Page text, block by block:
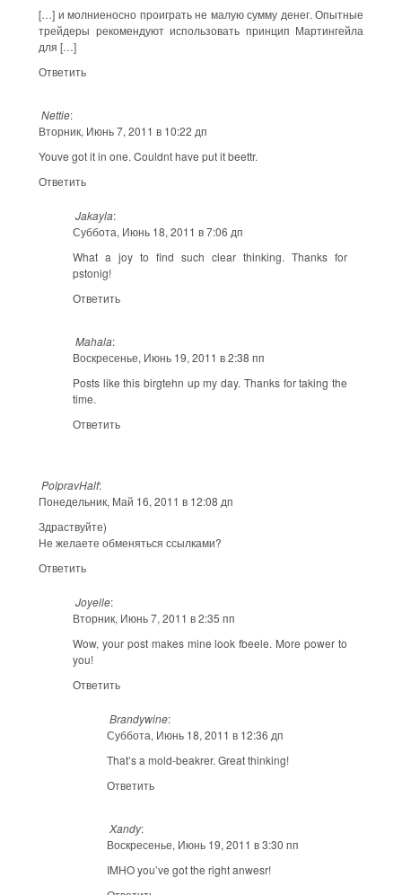
[…] и молниеносно проиграть не малую сумму денег. Опытные
трейдеры рекомендуют использовать принцип Мартингейла
для […]
Ответить
Nettie:
Вторник, Июнь 7, 2011 в 10:22 дп
Youve got it in one. Couldnt have put it beettr.
Ответить
Jakayla:
Суббота, Июнь 18, 2011 в 7:06 дп
What a joy to find such clear thinking. Thanks for
pstonig!
Ответить
Mahala:
Воскресенье, Июнь 19, 2011 в 2:38 пп
Posts like this birgtehn up my day. Thanks for taking the
time.
Ответить
PolpravHalf:
Понедельник, Май 16, 2011 в 12:08 дп
Здраствуйте)
Не желаете обменяться ссылками?
Ответить
Joyelle:
Вторник, Июнь 7, 2011 в 2:35 пп
Wow, your post makes mine look fbeele. More power to
you!
Ответить
Brandywine:
Суббота, Июнь 18, 2011 в 12:36 дп
That’s a mold-beakrer. Great thinking!
Ответить
Xandy:
Воскресенье, Июнь 19, 2011 в 3:30 пп
IMHO you’ve got the right anwesr!